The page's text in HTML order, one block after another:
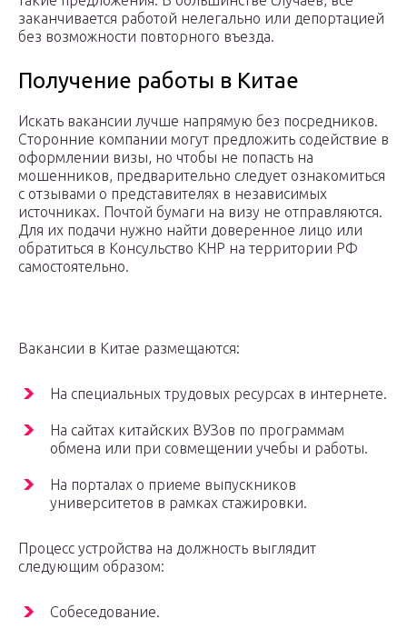
заканчивается работой нелегально или депортацией
без возможности повторного въезда.
Получение работы в Китае
Искать вакансии лучше напрямую без посредников.
Сторонние компании могут предложить содействие в
оформлении визы, но чтобы не попасть на
мошенников, предварительно следует ознакомиться
с отзывами о представителях в независимых
источниках. Почтой бумаги на визу не отправляются.
Для их подачи нужно найти доверенное лицо или
обратиться в Консульство КНР на территории РФ
самостоятельно.
Вакансии в Китае размещаются:
На специальных трудовых ресурсах в интернете.
На сайтах китайских ВУЗов по программам
обмена или при совмещении учебы и работы.
На порталах о приеме выпускников
университетов в рамках стажировки.
Процесс устройства на должность выглядит
следующим образом:
Собеседование.